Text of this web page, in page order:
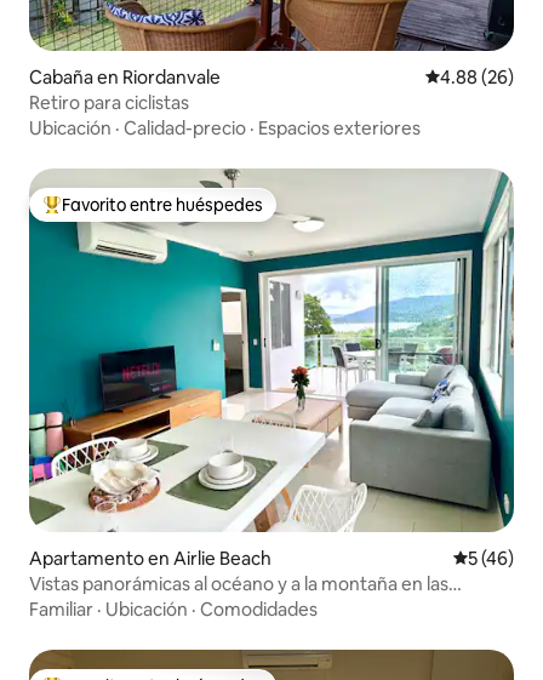
Cabaña en Riordanvale Calificación
4.88 (26)
Retiro para ciclistas
Ubicación · Calidad-precio · Espacios exteriores
Favorito entre huéspedes preferido
Favorito entre huéspedes
Apartamento en Airlie Beach
5 (46)
Vistas panorámicas al océano y a la montaña en las
Whitsundays
Familiar · Ubicación · Comodidades